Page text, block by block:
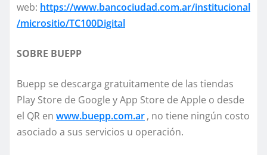
web: https://www.bancociudad.com.ar/institucional
/micrositio/TC100Digital
SOBRE BUEPP
Buepp se descarga gratuitamente de las tiendas
Play Store de Google y App Store de Apple o desde
el QR en www.buepp.com.ar, no tiene ningún costo
asociado a sus servicios u operación.